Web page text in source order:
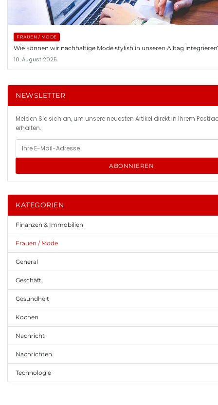
FRAUEN / MODE
Wie können wir nachhaltige Mode stylish in unseren Alltag
10. August 2025
NEWSLETTER
Melden Sie sich an, um unsere neuesten Artikel direkt in Ihrem
erhalten.
ABONNIEREN
KATEGORIEN
Finanzen & Immobilien
Frauen / Mode
General
Geschäft
Gesundheit
Kochen
Nachricht
Nachrichten
Technologie